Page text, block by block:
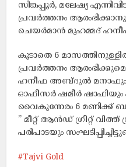
സിങ്കപ്പൂർ, മലേഷ്യ
പ്രവർത്തനം
ചെയർമാൻ മുഹമ്മദ്‌
കൂടാതെ 6
പ്രവർത്തനം
ഹനീഫ അബ്ദുൽ മനാഫും
ഓഫീസർ ഷമീർ ഷാഫിയും
വൈകുന്നേരം 6 മണിക്ക്
” മീറ്റ് ആൻഡ് ഗ്രീറ്റ്
പരിപാടയും
Tajvi Gold